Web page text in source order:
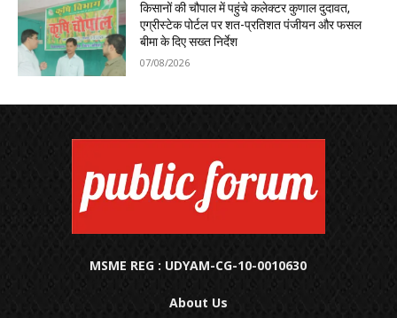
किसानों की चौपाल में पहुंचे कलेक्टर कुणाल दुदावत,
एग्रीस्टेक पोर्टल पर शत-प्रतिशत पंजीयन और फसल
बीमा के दिए सख्त निर्देश
07/08/2026
MSME REG : UDYAM-CG-10-0010630
About Us